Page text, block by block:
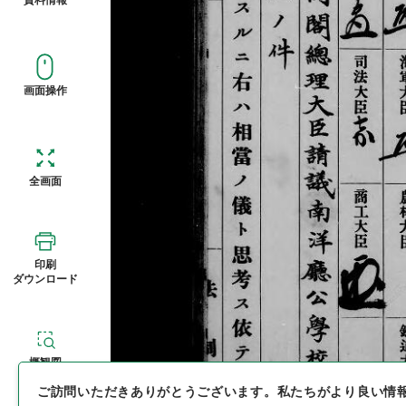
画面操作
全画面
印刷
ダウンロード
概観図
ご訪問いただきありがとうございます。 私たちがより良い情